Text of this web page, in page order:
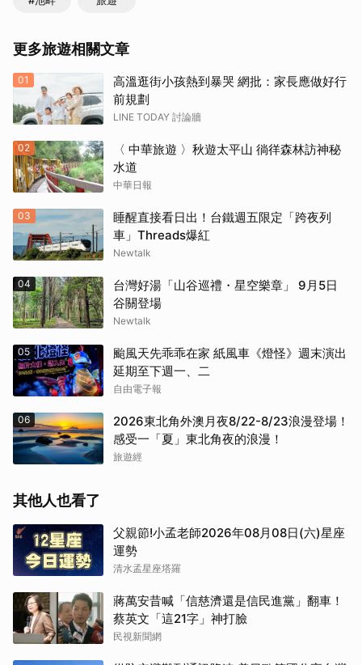
更多旅遊相關文章
01
高溫逛街小孩熱到暴哭 網批：家長應做好行
前規劃
LINE TODAY 討論牆
02
〈 中華旅遊 〉秋遊太平山 徜徉森林訪神秘
水道
中華日報
03
睡醒直接看日出！台鐵週五限定「跨夜列
車」Threads爆紅
Newtalk
04
台灣好湯「山谷巡禮・星空樂章」 9月5日
谷關登場
Newtalk
05
颱風天先乖乖在家 紙風車《燈怪》週末演出
延期至下週一、二
自由電子報
06
2026東北角外澳月夜8/22-8/23浪漫登場！
感受一「夏」東北角夜的浪漫！
旅遊經
其他人也看了
父親節!小孟老師2026年08月08日(六)星座
運勢
清水孟星座塔羅
蔣萬安昔喊「信慈濟還是信民進黨」翻車！
蔡英文「這21字」神打臉
民視新聞網
取消